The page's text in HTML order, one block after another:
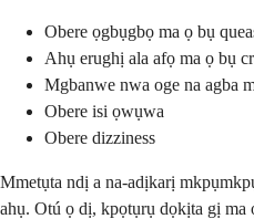
Obere ọgbụgbọ ma ọ bụ
Ahụ erughị ala afọ ma ọ bụ
Mgbanwe nwa oge na agba
Obere isi ọwụwa
Obere dizziness
Mmetụta ndị a na-adịkarị
ahụ. Otú ọ dị, kpọtụrụ dọkịta gị ma